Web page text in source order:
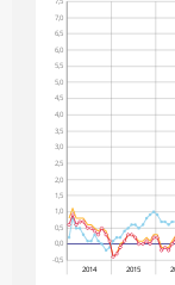
0,0
0,5
1,0
1,5
2,0
2,5
3,0
3,5
4,0
4,5
5,0
5,5
6,0
6,5
7,0
-0,5
2014 2015